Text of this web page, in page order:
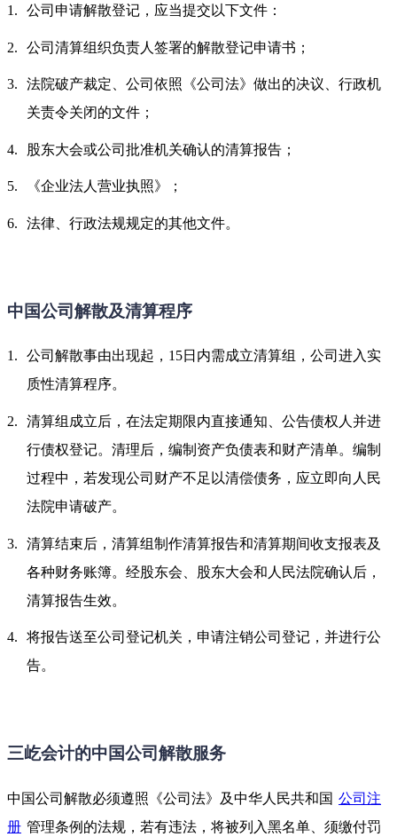
公司申请解散登记，应当提交以下文件：
公司清算组织负责人签署的解散登记申请书；
法院破产裁定、公司依照《公司法》做出的决议、行政机
关责令关闭的文件；
股东大会或公司批准机关确认的清算报告；
《企业法人营业执照》；
法律、行政法规规定的其他文件。
中国公司解散及清算程序
公司解散事由出现起，15日内需成立清算组，公司进入实
质性清算程序。
清算组成立后，在法定期限内直接通知、公告债权人并进
行债权登记。清理后，编制资产负债表和财产清单。编制
过程中，若发现公司财产不足以清偿债务，应立即向人民
法院申请破产。
清算结束后，清算组制作清算报告和清算期间收支报表及
各种财务账簿。经股东会、股东大会和人民法院确认后，
清算报告生效。
将报告送至公司登记机关，申请注销公司登记，并进行公
告。
三屹会计的中国公司解散服务
中国公司解散必须遵照《公司法》及中华人民共和国 公司注
册 管理条例的法规，若有违法，将被列入黑名单、须缴付罚